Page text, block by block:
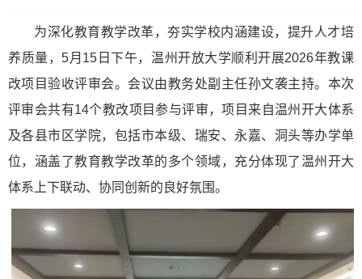
为深化教育教学改革，夯实学校内涵建设，提升人才培
养质量，5月15日下午，温州开放大学顺利开展2026年教课
改项目验收评审会。会议由教务处副主任孙文袭主持。本次
评审会共有14个教改项目参与评审，项目来自温州开大体系
及各县市区学院，包括市本级、瑞安、永嘉、洞头等办学单
位，涵盖了教育教学改革的多个领域，充分体现了温州开大
体系上下联动、协同创新的良好氛围。